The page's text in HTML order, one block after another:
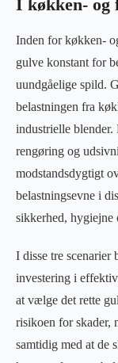
I køkken- og
Inden for køkken-
gulve konstant for
uundgåelige spild.
belastningen fra
industrielle blender.
rengøring og
modstandsdygtigt
belastningsevne i
sikkerhed, hygiejne
I disse tre scenarier
investering i
at vælge det rette
risikoen for skader,
samtidig med at de